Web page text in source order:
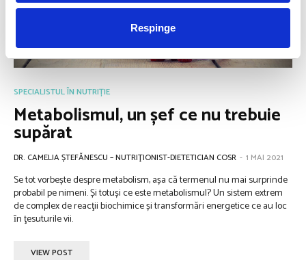
Respinge
SPECIALISTUL ÎN NUTRIȚIE
Metabolismul, un șef ce nu trebuie
supărat
DR. CAMELIA ȘTEFĂNESCU – NUTRIŢIONIST-DIETETICIAN COSR - 1 MAI 2021
Se tot vorbește despre metabolism, așa că termenul nu mai surprinde
probabil pe nimeni. Și totuși ce este metabolismul? Un sistem extrem
de complex de reacţii biochimice și transformări energetice ce au loc
ȋn ţesuturile vii.
VIEW POST